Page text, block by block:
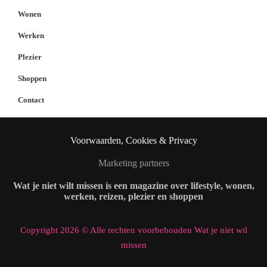
Wonen
Werken
Plezier
Shoppen
Contact
Voorwaarden, Cookies & Privacy
Marketing partners
Wat je niet wilt missen is een magazine over lifestyle, wonen,
werken, reizen, plezier en shoppen
Copyright 2026 © Alle rechten voorbehouden Wat je niet wil
missen